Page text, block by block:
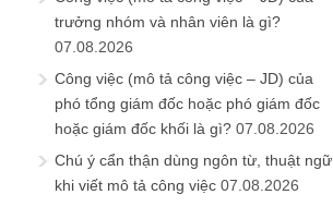
trưởng nhóm và nhân viên là gì?
07.08.2026
Công việc (mô tả công việc – JD) của
phó tổng giám đốc hoặc phó giám đốc
hoặc giám đốc khối là gì? 07.08.2026
Chú ý cẩn thận dùng ngôn từ, thuật ngữ
khi viết mô tả công việc 07.08.2026